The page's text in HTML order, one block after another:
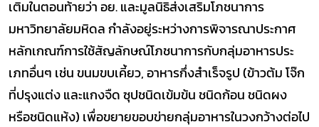
เติมในตอนท้ายว่า อย. และมูลนิธิส่งเสริมโภชนาการ
มหาวิทยาลัยมหิดล กำลังอยู่ระหว่างการพิจารณาประกาศ
หลักเกณฑ์การใช้สัญลักษณ์โภชนาการกับกลุ่มอาหารประ
เภทอื่นๆ เช่น ขนมขบเคี้ยว, อาหารกึ่งสำเร็จรูป (ข้าวต้ม โจ๊ก
ที่ปรุงแต่ง และแกงจืด ซุปชนิดเข้มข้น ชนิดก้อน ชนิดผง
หรือชนิดแห้ง) เพื่อขยายขอบข่ายกลุ่มอาหารในวงกว้างต่อไป